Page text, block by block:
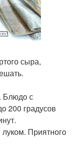
сыра,
Блюдо с
200 градусов
Приятного